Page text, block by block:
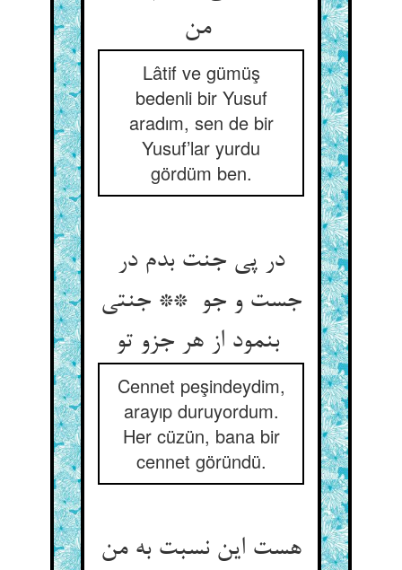
من
Lâtif ve gümüş
bedenli bir Yusuf
aradım, sen de bir
Yusuf’lar yurdu
gördüm ben.
در پی جنت بدم در
جست و جو ** جنتی
بنمود از هر جزو تو
Cennet peşindeydim,
arayıp duruyordum.
Her cüzün, bana bir
cennet göründü.
هست این نسبت به من